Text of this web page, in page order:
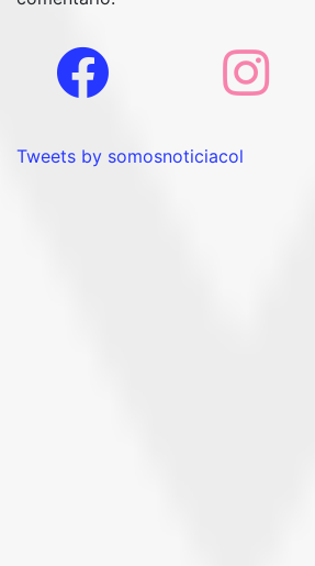
Tweets by somosnoticiacol